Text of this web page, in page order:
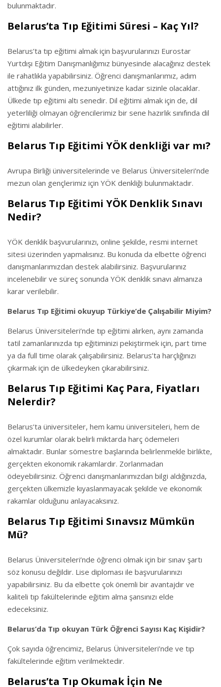
bulunmaktadır.
Belarus’ta Tıp Eğitimi Süresi – Kaç Yıl?
Belarus’ta tıp eğitimi almak için başvurularınızı Eurostar
Yurtdışı Eğitim Danışmanlığımız bünyesinde alacağınız destek
ile rahatlıkla yapabilirsiniz. Öğrenci danışmanlarımız, adım
attığınız ilk günden, mezuniyetinize kadar sizinle olacaklar.
Ülkede tıp eğitimi altı senedir. Dil eğitimi almak için de, dil
yeterliliği olmayan öğrencilerimiz bir sene hazırlık sınıfında dil
eğitimi alabilirler.
Belarus Tıp Eğitimi YÖK denkliği var mı?
Avrupa Birliği üniversitelerinde ve Belarus Üniversiteleri’nde
mezun olan gençlerimiz için YÖK denkliği bulunmaktadır.
Belarus Tıp Eğitimi YÖK Denklik Sınavı
Nedir?
YÖK denklik başvurularınızı, online şekilde, resmi internet
sitesi üzerinden yapmalısınız. Bu konuda da elbette öğrenci
danışmanlarımızdan destek alabilirsiniz. Başvurularınız
incelenebilir ve süreç sonunda YÖK denklik sınavı almanıza
karar verilebilir.
Belarus Tıp Eğitimi okuyup Türkiye’de Çalışabilir Miyim?
Belarus Üniversiteleri’nde tıp eğitimi alırken, aynı zamanda
tatil zamanlarınızda tıp eğitiminizi pekiştirmek için, part time
ya da full time olarak çalışabilirsiniz. Belarus’ta harçlığınızı
çıkarmak için de ülkedeyken çıkarabilirsiniz.
Belarus Tıp Eğitimi Kaç Para, Fiyatları
Nelerdir?
Belarus’ta üniversiteler, hem kamu üniversiteleri, hem de
özel kurumlar olarak belirli miktarda harç ödemeleri
almaktadır. Bunlar sömestre başlarında belirlenmekle birlikte,
gerçekten ekonomik rakamlardır. Zorlanmadan
ödeyebilirsiniz. Öğrenci danışmanlarımızdan bilgi aldığınızda,
gerçekten ülkemizle kıyaslanmayacak şekilde ve ekonomik
rakamlar olduğunu anlayacaksınız.
Belarus Tıp Eğitimi Sınavsız Mümkün
Mü?
Belarus Üniversiteleri’nde öğrenci olmak için bir sınav şartı
söz konusu değildir. Lise diploması ile başvurularınızı
yapabilirsiniz. Bu da elbette çok önemli bir avantajdır ve
kaliteli tıp fakültelerinde eğitim alma şansınızı elde
edeceksiniz.
Belarus’da Tıp okuyan Türk Öğrenci Sayısı Kaç Kişidir?
Çok sayıda öğrencimiz, Belarus Üniversiteleri’nde ve tıp
fakültelerinde eğitim verilmektedir.
Belarus’ta Tıp Okumak İçin Ne